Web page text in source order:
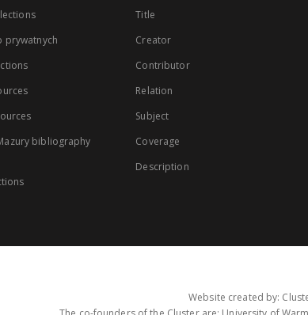
prywatnych
bibliography
Title
Creator
Contributor
Relation
Subject
Coverage
Description
Website created by: